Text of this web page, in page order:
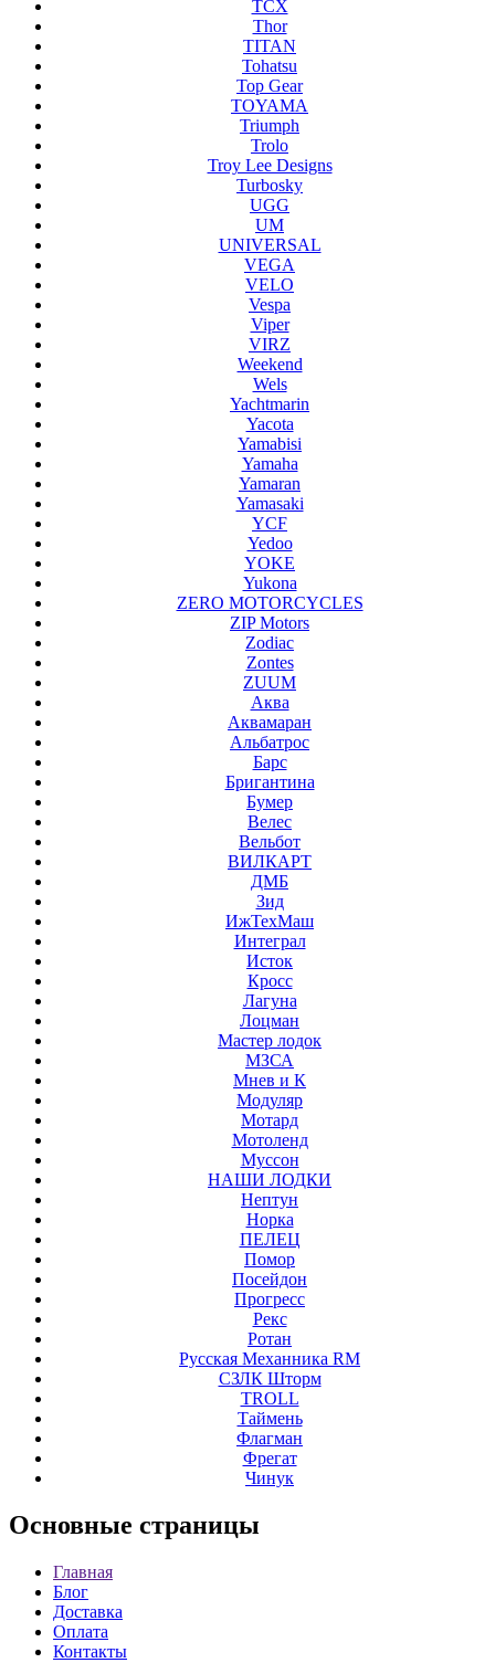
TCX
Thor
TITAN
Tohatsu
Top Gear
TOYAMA
Triumph
Trolo
Troy Lee Designs
Turbosky
UGG
UM
UNIVERSAL
VEGA
VELO
Vespa
Viper
VIRZ
Weekend
Wels
Yachtmarin
Yacota
Yamabisi
Yamaha
Yamaran
Yamasaki
YCF
Yedoo
YOKE
Yukona
ZERO MOTORCYCLES
ZIP Motors
Zodiac
Zontes
ZUUM
Аква
Аквамаран
Альбатрос
Барс
Бригантина
Бумер
Велес
Вельбот
ВИЛКАРТ
ДМБ
Зид
ИжТехМаш
Интеграл
Исток
Кросс
Лагуна
Лоцман
Мастер лодок
МЗСА
Мнев и К
Модуляр
Мотард
Мотоленд
Муссон
НАШИ ЛОДКИ
Нептун
Норка
ПЕЛЕЦ
Помор
Посейдон
Прогресс
Рекс
Ротан
Русская Механника RM
СЗЛК Шторм
ТROLL
Таймень
Флагман
Фрегат
Чинук
Основные страницы
Главная
Блог
Доставка
Оплата
Контакты